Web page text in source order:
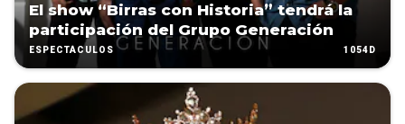
El show “Birras con Historia” tendrá la
participación del Grupo Generación
ESPECTÁCULOS 1054D